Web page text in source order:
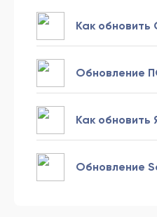
Как обновить
Обновление
Как обновить
Обновление